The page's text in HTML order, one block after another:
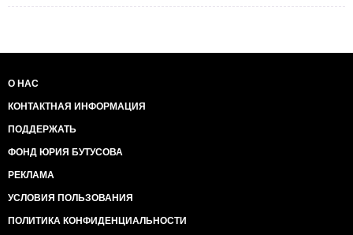
О НАС
КОНТАКТНАЯ ИНФОРМАЦИЯ
ПОДДЕРЖАТЬ
ФОНД ЮРИЯ БУТУСОВА
РЕКЛАМА
УСЛОВИЯ ПОЛЬЗОВАНИЯ
ПОЛИТИКА КОНФИДЕНЦИАЛЬНОСТИ